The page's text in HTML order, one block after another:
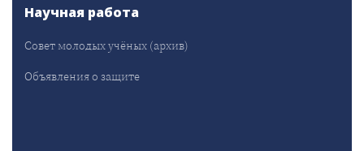
Научная работа
Совет молодых учёных (архив)
Объявления о защите